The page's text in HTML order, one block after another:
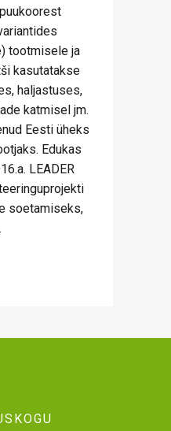
tootmisele ja
kasutatakse
haljastuses,
katmisel jm.
Eesti üheks
Edukas
LEADER
soetamiseks,